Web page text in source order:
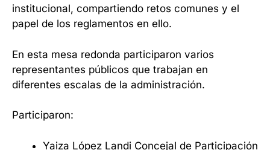
institucional, compartiendo retos comunes y el
papel de los reglamentos en ello.
En esta mesa redonda participaron varios
representantes públicos que trabajan en
diferentes escalas de la administración.
Participaron:
Yaiza López Landi Concejal de Participación